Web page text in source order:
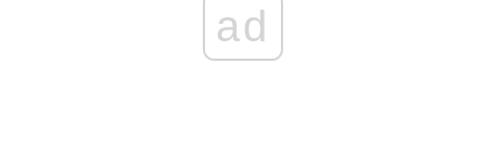
ad